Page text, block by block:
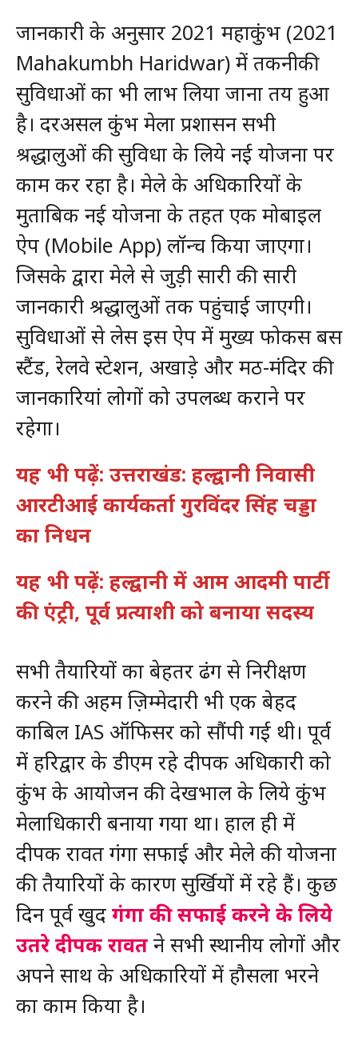
जानकारी के अनुसार 2021 महाकुंभ (2021
Mahakumbh Haridwar) में तकनीकी
सुविधाओं का भी लाभ लिया जाना तय हुआ
है। दरअसल कुंभ मेला प्रशासन सभी
श्रद्धालुओं की सुविधा के लिये नई योजना पर
काम कर रहा है। मेले के अधिकारियों के
मुताबिक नई योजना के तहत एक मोबाइल
ऐप (Mobile App) लॉन्च किया जाएगा।
जिसके द्वारा मेले से जुड़ी सारी की सारी
जानकारी श्रद्धालुओं तक पहुंचाई जाएगी।
सुविधाओं से लेस इस ऐप में मुख्य फोकस बस
स्टैंड, रेलवे स्टेशन, अखाड़े और मठ-मंदिर की
जानकारियां लोगों को उपलब्ध कराने पर
रहेगा।
यह भी पढ़ें: उत्तराखंड: हल्द्वानी निवासी
आरटीआई कार्यकर्ता गुरविंदर सिंह चड्डा
का निधन
यह भी पढ़ें: हल्द्वानी में आम आदमी पार्टी
की एंट्री, पूर्व प्रत्याशी को बनाया सदस्य
सभी तैयारियों का बेहतर ढंग से निरीक्षण
करने की अहम ज़िम्मेदारी भी एक बेहद
काबिल IAS ऑफिसर को सौंपी गई थी। पूर्व
में हरिद्वार के डीएम रहे दीपक अधिकारी को
कुंभ के आयोजन की देखभाल के लिये कुंभ
मेलाधिकारी बनाया गया था। हाल ही में
दीपक रावत गंगा सफाई और मेले की योजना
की तैयारियों के कारण सुर्खियों में रहे हैं। कुछ
दिन पूर्व खुद गंगा की सफाई करने के लिये
उतरे दीपक रावतने सभी स्थानीय लोगों और
अपने साथ के अधिकारियों में हौसला भरने
का काम किया है।